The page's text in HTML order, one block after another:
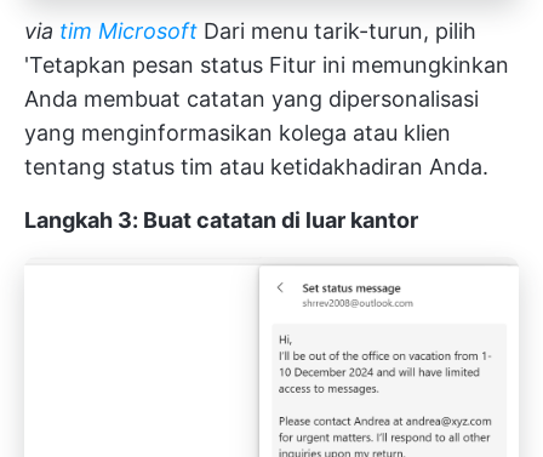
via tim Microsoft Dari menu tarik-turun, pilih
'Tetapkan pesan status Fitur ini memungkinkan
Anda membuat catatan yang dipersonalisasi
yang menginformasikan kolega atau klien
tentang status tim atau ketidakhadiran Anda.
Langkah 3: Buat catatan di luar kantor